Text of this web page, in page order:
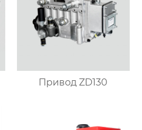
Привод ZD130